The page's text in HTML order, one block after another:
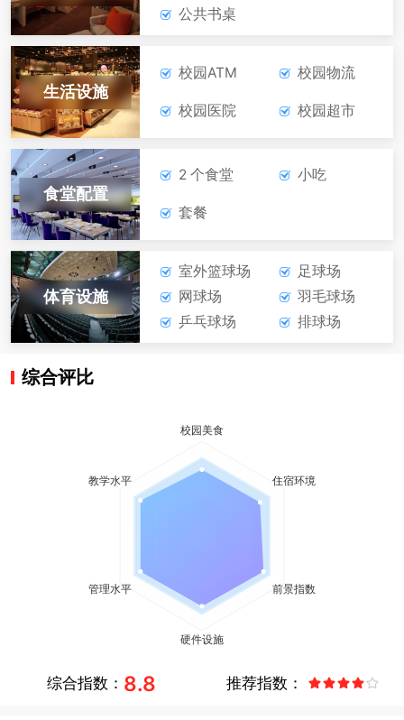
高星级饭店运营与管理
公共书桌
生活设施
校园ATM 校园物流
校园医院 校园超市
食堂配置
2 个食堂 小吃
套餐
体育设施
室外篮球场
足球场
网球场
羽毛球场
乒乓球场
排球场
综合评比
综合指数： 8.8 推荐指数：